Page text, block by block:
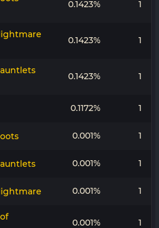
0.1423% 1
0.1423% 1
0.1423% 1
0.1172% 1
0.001% 1
0.001% 1
0.001% 1
0.001% 1